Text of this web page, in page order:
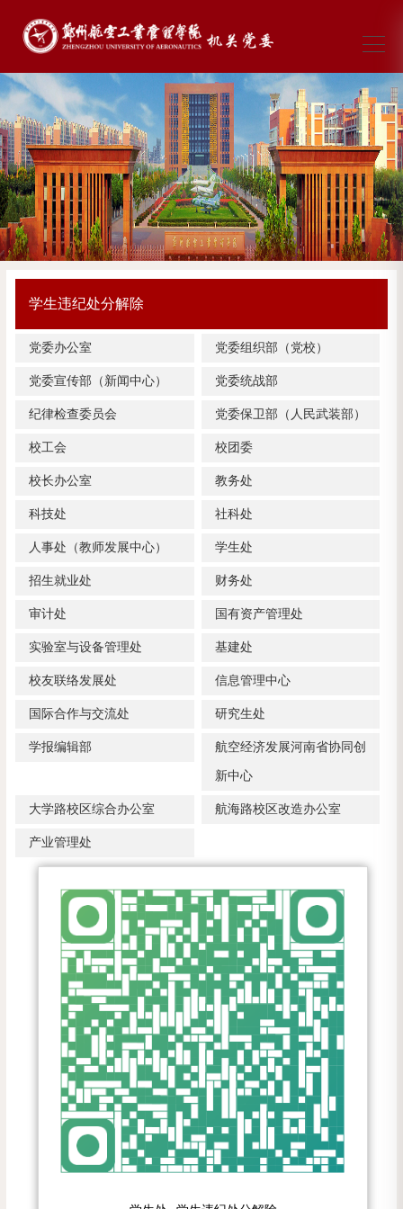
学生违纪处分解除
党委办公室 党委组织部（党校）
党委宣传部（新闻中心） 党委统战部
纪律检查委员会 党委保卫部（人民武装部）
校工会 校团委
校长办公室 教务处
科技处 社科处
人事处（教师发展中心） 学生处
招生就业处 财务处
审计处 国有资产管理处
实验室与设备管理处 基建处
校友联络发展处 信息管理中心
国际合作与交流处 研究生处
学报编辑部
航空经济发展河南省协同创
新中心
大学路校区综合办公室 航海路校区改造办公室
产业管理处